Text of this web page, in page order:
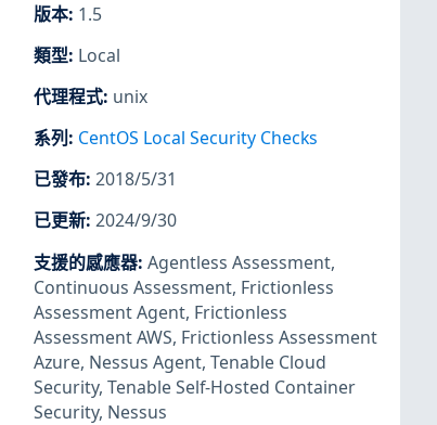
版本: 1.5
類型: Local
代理程式: unix
系列 : CentOS Local Security Checks
已發布: 2018/5/31
已更新: 2024/9/30
支援的感應器: Agentless Assessment,
Continuous Assessment, Frictionless
Assessment Agent, Frictionless
Assessment AWS, Frictionless Assessment
Azure, Nessus Agent, Tenable Cloud
Security, Tenable Self-Hosted Container
Security, Nessus